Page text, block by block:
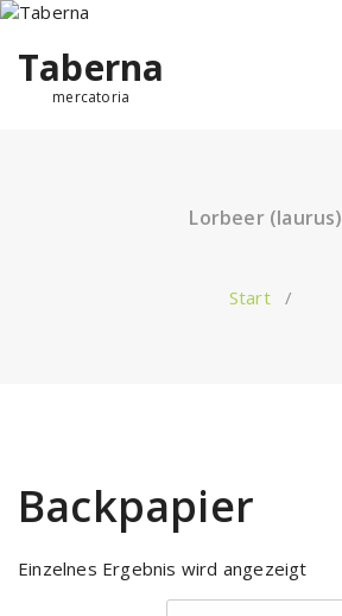
Taberna
mercatoria
Lorbeer (laurus)
Start/
Backpapier
Einzelnes Ergebnis wird angezeigt